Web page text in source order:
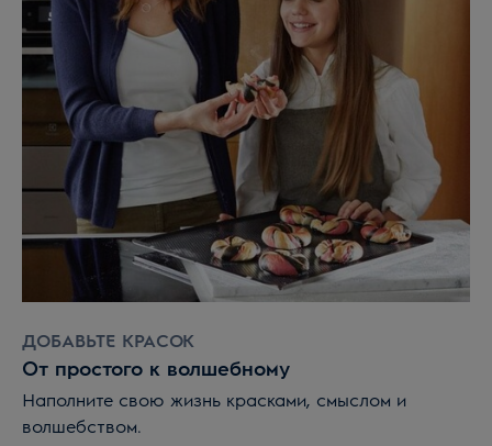
ДОБАВЬТЕ КРАСОК
От простого к волшебному
Наполните свою жизнь красками, смыслом и
волшебством.